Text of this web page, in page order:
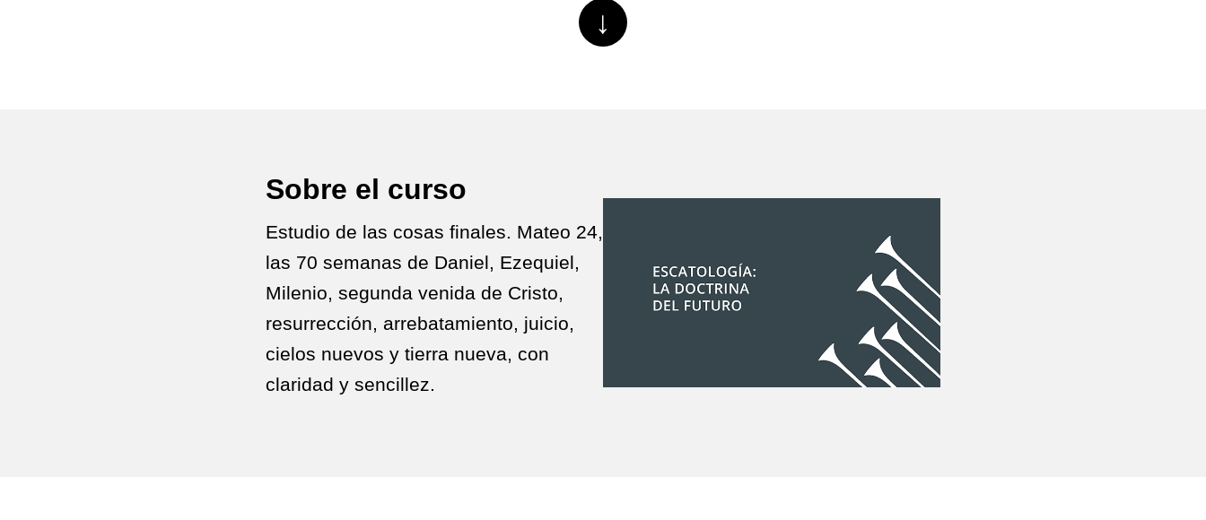
↓
Sobre el curso
Estudio de las cosas finales. Mateo 24,
las 70 semanas de Daniel, Ezequiel,
Milenio, segunda venida de Cristo,
resurrección, arrebatamiento, juicio,
cielos nuevos y tierra nueva, con
claridad y sencillez.